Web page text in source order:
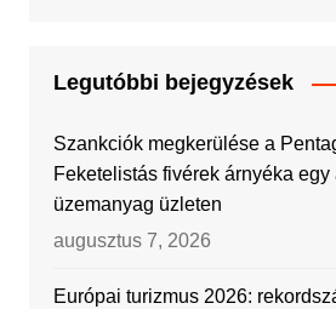
Legutóbbi bejegyzések
Szankciók megkerülése a
Feketelistás fivérek árnyéka egy
üzemanyag üzleten
augusztus 7, 2026
Európai turizmus 2026: